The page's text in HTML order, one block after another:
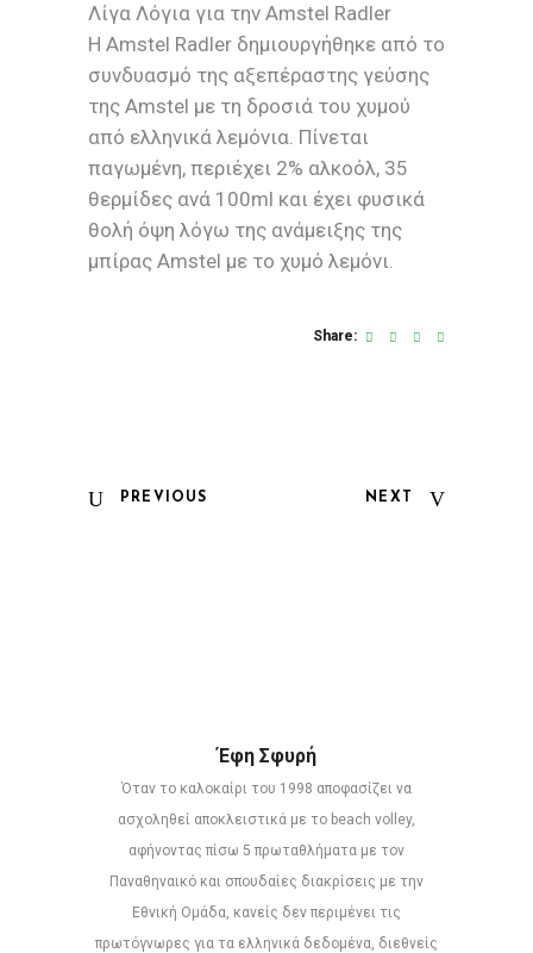
Λίγα Λόγια για την Amstel Radler
Η Amstel Radler δημιουργήθηκε από το
συνδυασμό της αξεπέραστης γεύσης
της Amstel με τη δροσιά του χυμού
από ελληνικά λεμόνια. Πίνεται
παγωμένη, περιέχει 2% αλκοόλ, 35
θερμίδες ανά 100ml και έχει φυσικά
θολή όψη λόγω της ανάμειξης της
μπίρας Amstel με το χυμό λεμόνι.
Share:
PREVIOUS NEXT
Έφη Σφυρή
Όταν το καλοκαίρι του 1998 αποφασίζει να
ασχοληθεί αποκλειστικά με το beach volley,
αφήνοντας πίσω 5 πρωταθλήματα με τον
Παναθηναικό και σπουδαίες διακρίσεις με την
Εθνική Ομάδα, κανείς δεν περιμένει τις
πρωτόγνωρες για τα ελληνικά δεδομένα, διεθνείς